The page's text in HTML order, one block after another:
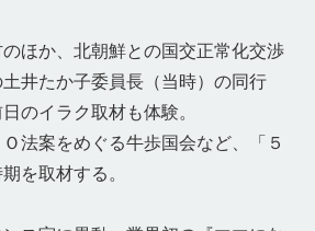
ほか、北朝鮮との国交正常化交渉
井たか子委員長（当時）の同行
のイラク取材も体験。
法案をめぐる牛歩国会など、「５
を取材する。